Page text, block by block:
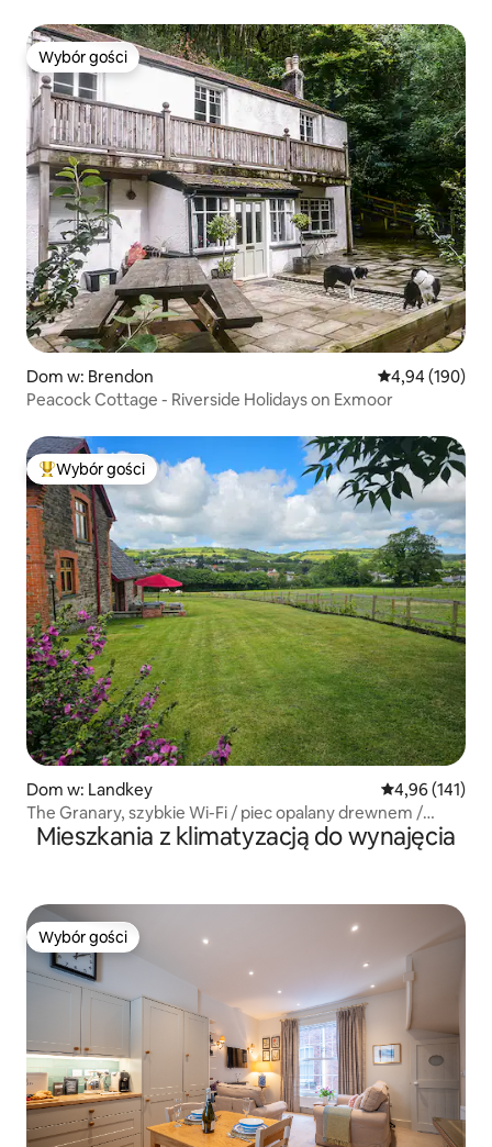
Wybór gości
Wybór gości
Dom w: Brendon Średnia
4,94 (190)
Peacock Cottage - Riverside Holidays on Exmoor
Najpopularniejsze z kategorii Wybór gości
Wybór gości
Dom w: Landkey Średnia
4,96 (141)
The Granary, szybkie Wi-Fi / piec opalany drewnem /
przestronne / widoki
Mieszkania z klimatyzacją do wynajęcia
Wybór gości
Wybór gości